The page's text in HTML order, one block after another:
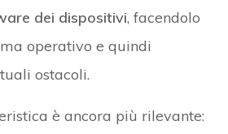
dei dispositivi, facendolo
operativo e quindi
ostacoli.
è ancora più rilevante: